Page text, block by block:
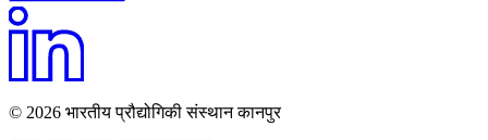
© 2026 भारतीय प्रौद्योगिकी संस्थान कानपुर